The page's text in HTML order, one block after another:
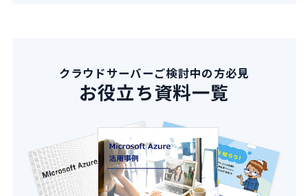
クラウドサーバーご検討中の方必見
お役立ち資料一覧